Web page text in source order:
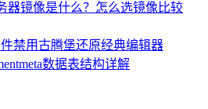
器镜像是什么？怎么选镜像比较
件禁用古腾堡还原经典编辑器
数据表结构详解